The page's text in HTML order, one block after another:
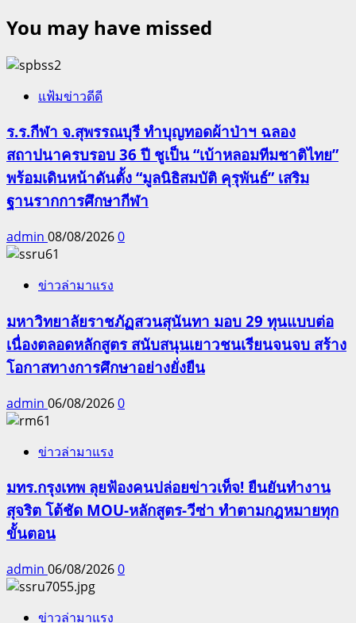
You may have missed
แฟ้มข่าวดีดี
ร.ร.กีฬา จ.สุพรรณบุรี ทำบุญทอดผ้าป่าฯ ฉลอง
สถาปนาครบรอบ 36 ปี ชูเป็น “เบ้าหลอมทีมชาติไทย”
พร้อมเดินหน้าดันตั้ง “มูลนิธิสมบัติ คุรุพันธ์” เสริม
ฐานรากการศึกษากีฬา
admin 08/08/20260
ข่าวล่ามาแรง
มหาวิทยาลัยราชภัฏสวนสุนันทา มอบ 29 ทุนแบบต่อ
เนื่องตลอดหลักสูตร สนับสนุนเยาวชนเรียนจนจบ สร้าง
โอกาสทางการศึกษาอย่างยั่งยืน
admin 06/08/20260
ข่าวล่ามาแรง
มทร.กรุงเทพ ลุยฟ้องคนปล่อยข่าวเท็จ! ยืนยันทำงาน
สุจริต โต้ชัด MOU-หลักสูตร-วีซ่า ทำตามกฎหมายทุก
ขั้นตอน
admin 06/08/20260
ข่าวล่ามาแรง